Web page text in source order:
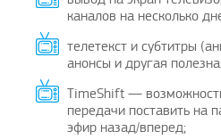
каналов на несколько
телетекст и субтитры
анонсы и другая
TimeShift —
передачи поставить на
эфир назад/вперед;